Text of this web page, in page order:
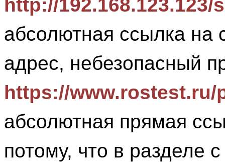
http://
абсолютная ссылка на
адрес, небезопасный
https://www.rostest.ru/
абсолютная прямая
потому, что в разделе